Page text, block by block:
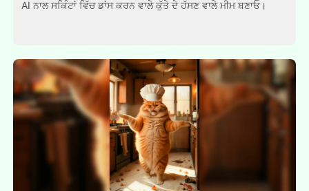
AI ਨਾਲ ਸਕਿੰਟਾਂ ਵਿੱਚ ਡਾਂਸ ਕਰਨ ਵਾਲੇ ਕੁੱਤੇ ਦੇ ਹੱਸਣ ਵਾਲੇ ਮੀਮ ਬਣਾਓ।